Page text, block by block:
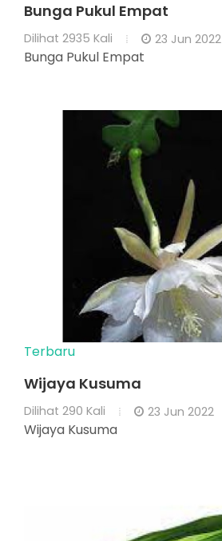
Bunga Pukul Empat
Dilihat 2935 Kali 23 Jun 2022
Bunga Pukul Empat
Terbaru
Wijaya Kusuma
Dilihat 290 Kali 23 Jun 2022
Wijaya Kusuma